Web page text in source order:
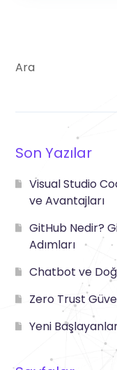
Ara
Son Yazılar
Visual Studio
ve Avantajları
GitHub Nedir?
Adımları
Chatbot ve
Zero Trust
Yeni